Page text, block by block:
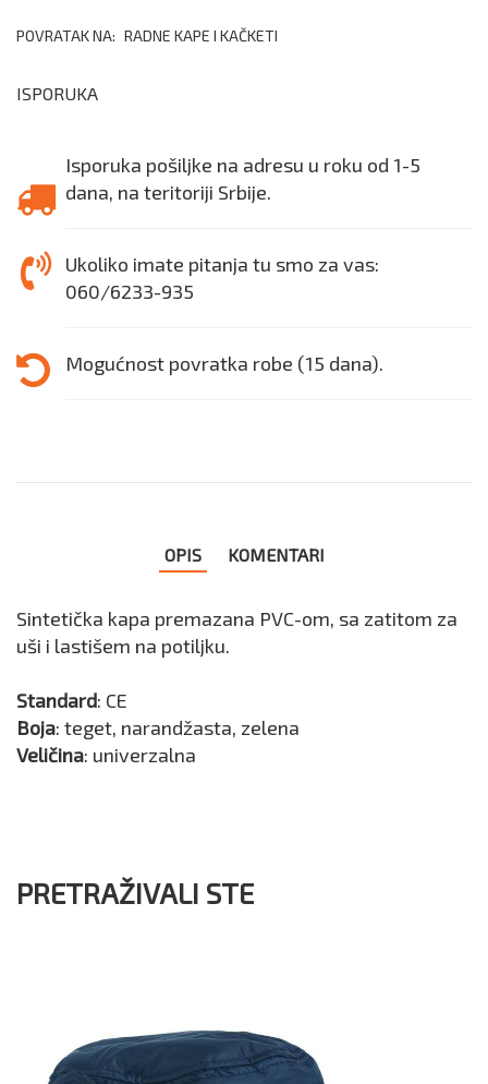
POVRATAK NA: RADNE KAPE I KAČKETI
ISPORUKA
Isporuka pošiljke na adresu u roku od 1-5
dana, na teritoriji Srbije.
Ukoliko imate pitanja tu smo za vas:
060/6233-935
Mogućnost povratka robe (15 dana).
OPIS KOMENTARI
Sintetička kapa premazana PVC-om, sa zatitom za
uši i lastišem na potiljku.
Standard: CE
Boja: teget, narandžasta, zelena
Veličina: univerzalna
PRETRAŽIVALI STE